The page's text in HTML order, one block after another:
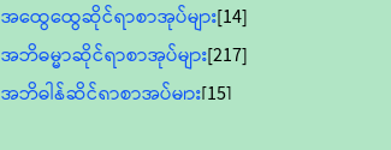
အထွေထွေဆိုင်ရာစာအုပ်များ[14]
အဘိဓမ္မာဆိုင်ရာစာအုပ်များ[217]
အဘိဓါန်ဆိုင်ရာစာအုပ်များ[15]